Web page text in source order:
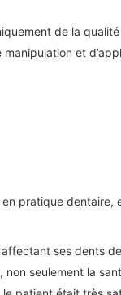
de la
et
pratique
ses
seulement la